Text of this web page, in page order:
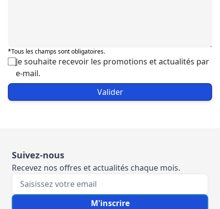
*Tous les champs sont obligatoires.
Je souhaite recevoir les promotions et actualités par
e-mail.
Valider
Suivez-nous
Recevez nos offres et actualités chaque mois.
Votre e-mail M'inscrire